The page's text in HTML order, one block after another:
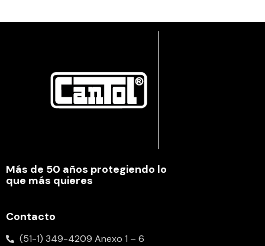
Más de 50 años protegiendo lo
que más quieres
Contacto
(51-1) 349-4209 Anexo 1 – 6